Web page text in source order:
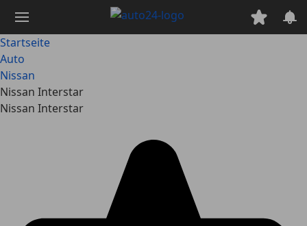
Hauptinhalt
springen
Startseite
Auto
Nissan
Nissan Interstar
Nissan Interstar